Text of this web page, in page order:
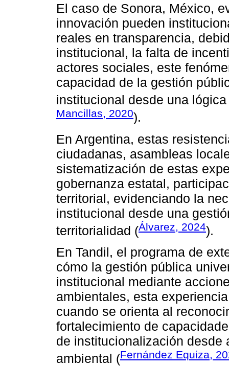
El caso de Sonora, México,
innovación pueden
reales en transparencia,
institucional, la falta de
actores sociales, este
capacidad de la gestión
institucional desde una
Mancillas, 2020).
En Argentina, estas
ciudadanas, asambleas
sistematización de estas
gobernanza estatal,
territorial, evidenciando la
institucional desde una
territorialidad (Álvarez, 2024).
En Tandil, el programa de
cómo la gestión pública
institucional mediante
ambientales, esta
cuando se orienta al
fortalecimiento de
de institucionalización desde
ambiental (Fernández Equiza,